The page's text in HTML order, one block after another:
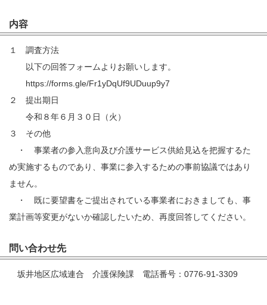
内容
１ 調査方法
以下の回答フォームよりお願いします。
https://forms.gle/Fr1yDqUf9UDuup9y7
２ 提出期日
令和８年６月３０日（火）
３ その他
・ 事業者の参入意向及び介護サービス供給見込を把握するた
め実施するものであり、事業に参入するための事前協議ではあり
ません。
・ 既に要望書をご提出されている事業者におきましても、事
業計画等変更がないか確認したいため、再度回答してください。
問い合わせ先
坂井地区広域連合 介護保険課 電話番号：0776-91-3309